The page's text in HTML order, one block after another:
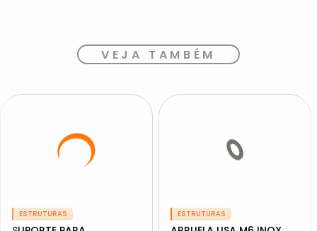
VEJA TAMBÉM
ESTRUTURAS ESTRUTURAS